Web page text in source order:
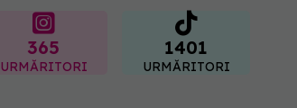
365
URMĂRITORI
1401
URMĂRITORI